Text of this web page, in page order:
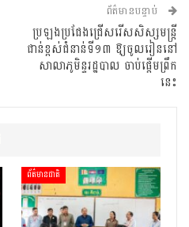
ព័ត៌មានបន្ទាប់
ប្រឡងប្រជែងជ្រើសរើសសិស្សមន្ត្រី
ជាន់ខ្ពស់ជំនាន់ទី១៣ ឱ្យចូលរៀននៅ
សាលាភូមិន្ទរដ្ឋបាល ចាប់ផ្តើមព្រឹក
នេះ
ព័ត៌មានជាតិ